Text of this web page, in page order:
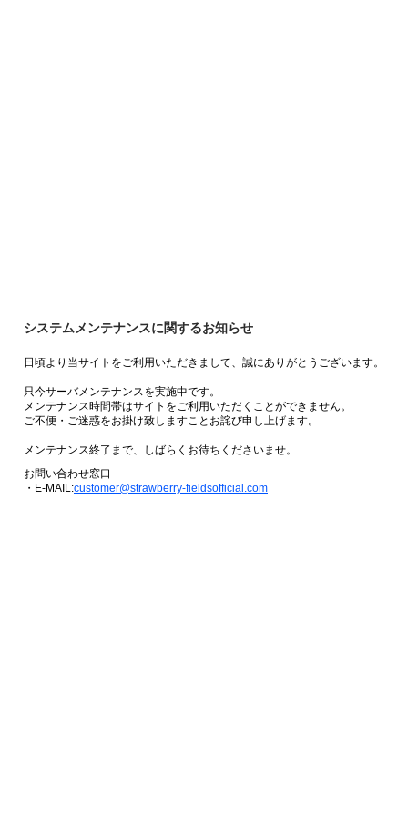
システムメンテナンスに関するお知らせ
日頃より当サイトをご利用いただきまして、誠にありがとうございます。
只今サーバメンテナンスを実施中です。
メンテナンス時間帯はサイトをご利用いただくことができません。
ご不便・ご迷惑をお掛け致しますことお詫び申し上げます。
メンテナンス終了まで、しばらくお待ちくださいませ。
お問い合わせ窓口
・E-MAIL:customer@strawberry-fieldsofficial.com